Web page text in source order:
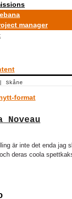
manager
Skåne
Noveau
är inte det enda jag
deras coola